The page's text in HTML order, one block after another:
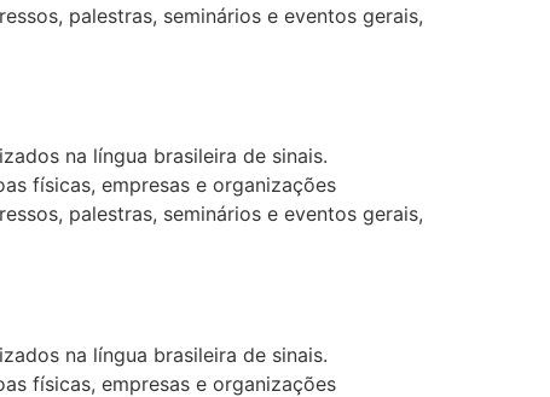
palestras, seminários e eventos gerais,
na língua brasileira de sinais.
físicas, empresas e organizações
palestras, seminários e eventos gerais,
na língua brasileira de sinais.
físicas, empresas e organizações